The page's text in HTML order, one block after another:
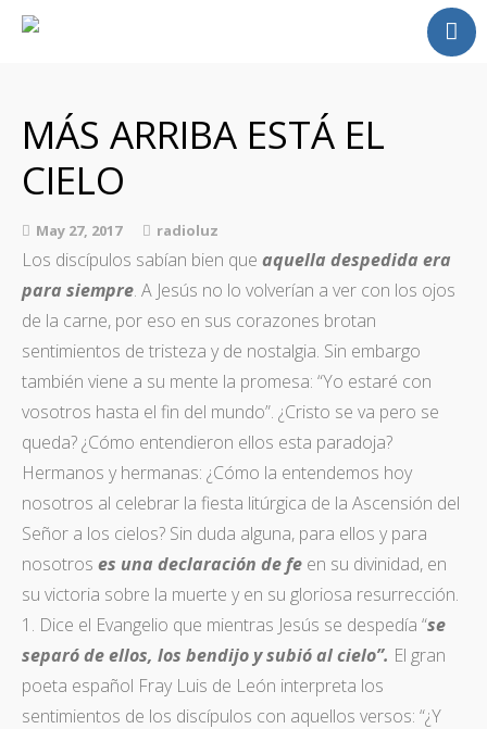
Homilia
Fotos
Contacto
MÁS ARRIBA ESTÁ EL
CIELO
May 27, 2017 radioluz
Los discípulos sabían bien que aquella despedida era
para siempre. A Jesús no lo volverían a ver con los ojos
de la carne, por eso en sus corazones brotan
sentimientos de tristeza y de nostalgia. Sin embargo
también viene a su mente la promesa: “Yo estaré con
vosotros hasta el fin del mundo”. ¿Cristo se va pero se
queda? ¿Cómo entendieron ellos esta paradoja?
Hermanos y hermanas: ¿Cómo la entendemos hoy
nosotros al celebrar la fiesta litúrgica de la Ascensión del
Señor a los cielos? Sin duda alguna, para ellos y para
nosotros es una declaración de fe en su divinidad, en
su victoria sobre la muerte y en su gloriosa resurrección.
1. Dice el Evangelio que mientras Jesús se despedía “se
separó de ellos, los bendijo y subió al cielo”. El gran
poeta español Fray Luis de León interpreta los
sentimientos de los discípulos con aquellos versos: “¿Y